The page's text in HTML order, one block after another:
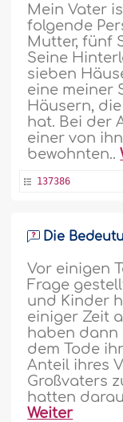
Mein Vater
folgende
Mutter, fünf
Seine
sieben
eine meiner
Häusern,
hat. Bei der
einer von
bewohnten..
137386
Die
Vor einigen
Frage
und Kinder
einiger Zeit
haben dann
dem Tode
Anteil ihres
Großvaters
hatten
Weiter